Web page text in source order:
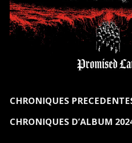
CHRONIQUES
CHRONIQUES D’ALBUM